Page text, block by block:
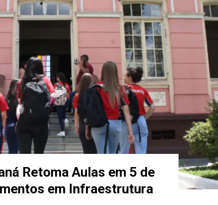
Retoma Aulas em 5 de
em Infraestrutura